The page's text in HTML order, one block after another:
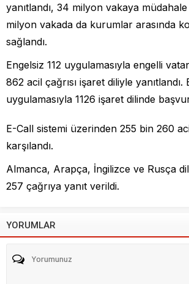
yanıtlandı, 34 milyon vakaya
milyon vakada da kurumlar arasında
sağlandı.
Engelsiz 112 uygulamasıyla engelli
862 acil çağrısı işaret diliyle yanıtlandı.
uygulamasıyla 1126 işaret dilinde
E-Call sistemi üzerinden 255 bin 260
karşılandı.
Almanca, Arapça, İngilizce ve Rusça
257 çağrıya yanıt verildi.
YORUMLAR